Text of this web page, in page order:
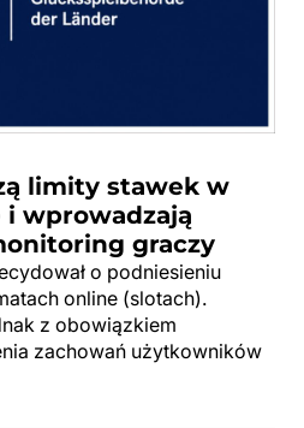
limity stawek w
i wprowadzają
graczy
o podniesieniu
online (slotach).
z obowiązkiem
zachowań użytkowników